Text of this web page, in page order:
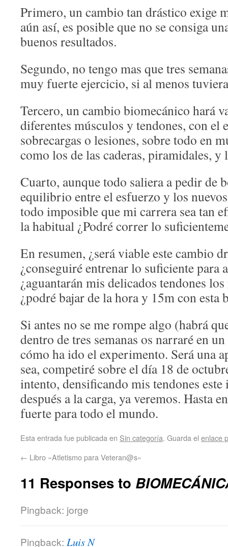
Primero, un cambio tan drástico exige
aún así, es posible que no se consiga
buenos resultados.
Segundo, no tengo mas que tres
muy fuerte ejercicio, si al menos
Tercero, un cambio biomecánico hará
diferentes músculos y tendones, con el
sobrecargas o lesiones, sobre todo en
como los de las caderas, piramidales, y
Cuarto, aunque todo saliera a pedir de
equilibrio entre el esfuerzo y los
todo imposible que mi carrera sea tan
la habitual ¿Podré correr lo
En resumen, ¿será viable este cambio
¿conseguiré entrenar lo suficiente para
¿aguantarán mis delicados tendones
¿podré bajar de la hora y 15m con esta
Si antes no se me rompe algo (habrá
dentro de tres semanas os narraré en
cómo ha ido el experimento. Será una
sea, competiré sobre el día 18 de
intento, densificando mis tendones
después a la carga, ya veremos. Hasta
fuerte para todo el mundo.
Esta entrada fue publicada en Sin categoría. Guarda el enlace
← Libro «Atletismo para Veteran@s»
11 Responses to
Pingback: jorge
Pingback: Luis N